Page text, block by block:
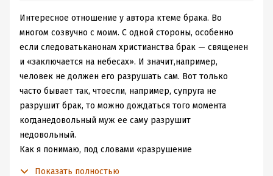
Интересное отношение у автора ктеме брака. Во
многом созвучно с моим. С одной стороны, особенно
если следоватьканонам христианства брак — священен
и «заключается на небесах». И значит,например,
человек не должен его разрушать сам. Вот только
часто бывает так, чтоесли, например, супруга не
разрушит брак, то можно дождаться того момента
когданедовольный муж ее саму разрушит
недовольный.
Как я понимаю, под словами «разрушение
Показать полностью